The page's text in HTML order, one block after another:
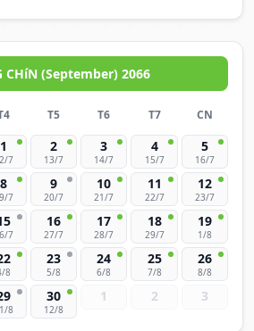
CHíN (September) 2066
T5 T6 T7 CN
1
7
2
13/7
3
14/7
4
15/7
5
16/7
8
7
9
20/7
10
21/7
11
22/7
12
23/7
7
16
27/7
17
28/7
18
29/7
19
1/8
8
23
5/8
24
6/8
25
7/8
26
8/8
8
30
12/8
1 2 3